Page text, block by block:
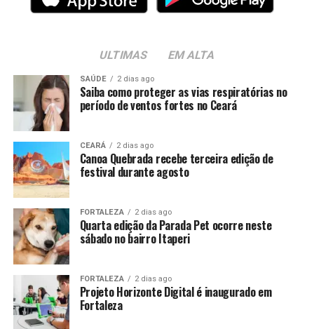
ULTIMAS EM ALTA
SAÚDE 2 dias ago
Saiba como proteger as vias respiratórias no
período de ventos fortes no Ceará
CEARÁ 2 dias ago
Canoa Quebrada recebe terceira edição de
festival durante agosto
FORTALEZA 2 dias ago
Quarta edição da Parada Pet ocorre neste
sábado no bairro Itaperi
FORTALEZA 2 dias ago
Projeto Horizonte Digital é inaugurado em
Fortaleza